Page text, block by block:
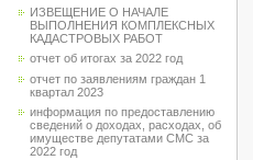
ИЗВЕЩЕНИЕ О НАЧАЛЕ
ВЫПОЛНЕНИЯ КОМПЛЕКСНЫХ
КАДАСТРОВЫХ РАБОТ
отчет об итогах за 2022 год
отчет по заявлениям граждан 1
квартал 2023
информация по предоставлению
сведений о доходах, расходах, об
имуществе депутатами СМС за
2022 год